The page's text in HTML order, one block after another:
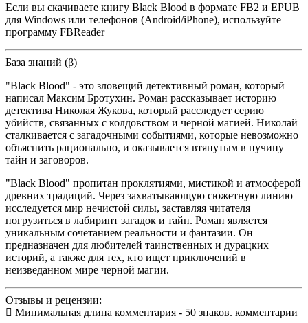
Если вы скачиваете книгу Black Blood в формате FB2 и EPUB
для Windows или телефонов (Android/iPhone), используйте
программу FBReader
База знаний (β)
"Black Blood" - это зловещий детективный роман, который
написал Максим Бротухин. Роман рассказывает историю
детектива Николая Жукова, который расследует серию
убийств, связанных с колдовством и черной магией. Николай
сталкивается с загадочными событиями, которые невозможно
объяснить рационально, и оказывается втянутым в пучину
тайн и заговоров.
"Black Blood" пропитан проклятиями, мистикой и атмосферой
древних традиций. Через захватывающую сюжетную линию
исследуется мир нечистой силы, заставляя читателя
погрузиться в лабиринт загадок и тайн. Роман является
уникальным сочетанием реальности и фантазии. Он
предназначен для любителей таинственных и дурацких
историй, а также для тех, кто ищет приключений в
неизведанном мире черной магии.
Отзывы и рецензии:
Минимальная длина комментария - 50 знаков. комментарии